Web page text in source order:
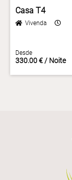
Casa T4
Vivenda
Desde
330.00 € / Noite